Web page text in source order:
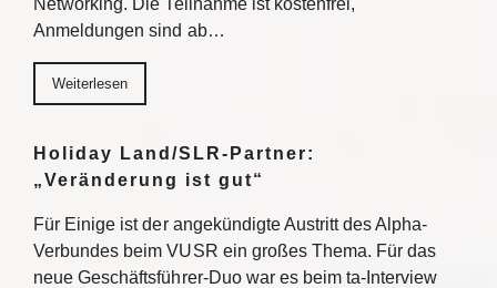
Networking. Die Teilnahme ist kostenfrei,
Anmeldungen sind ab…
Weiterlesen
Holiday Land/SLR-Partner:
„Veränderung ist gut“
Für Einige ist der angekündigte Austritt des Alpha-
Verbundes beim VUSR ein großes Thema. Für das
neue Geschäftsführer-Duo war es beim ta-Interview